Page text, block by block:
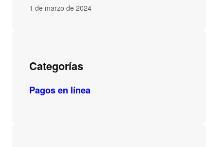
1 de marzo de 2024
Categorías
Pagos en línea